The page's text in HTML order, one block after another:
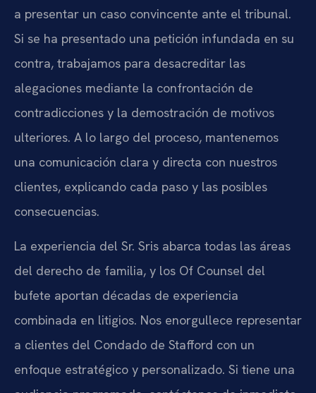
a presentar un caso convincente ante el tribunal.
Si se ha presentado una petición infundada en su
contra, trabajamos para desacreditar las
alegaciones mediante la confrontación de
contradicciones y la demostración de motivos
ulteriores. A lo largo del proceso, mantenemos
una comunicación clara y directa con nuestros
clientes, explicando cada paso y las posibles
consecuencias.
La experiencia del Sr. Sris abarca todas las áreas
del derecho de familia, y los Of Counsel del
bufete aportan décadas de experiencia
combinada en litigios. Nos enorgullece representar
a clientes del Condado de Stafford con un
enfoque estratégico y personalizado. Si tiene una